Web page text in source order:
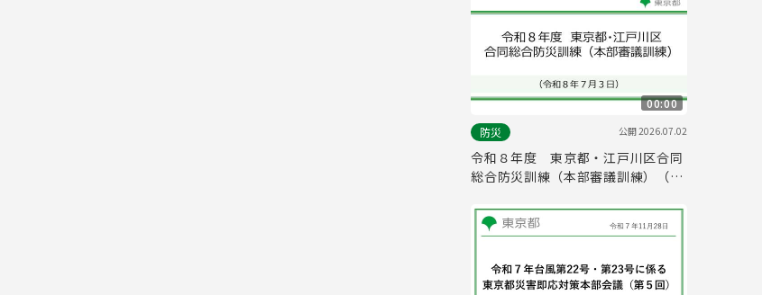
00:00
防災
公開2026.07.02
令和８年度 東京都・江戸川区合同
総合防災訓練（本部審議訓練）（令